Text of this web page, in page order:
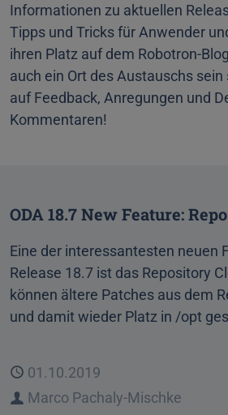
Informationen zu aktuellen
Tipps und Tricks für Anwender
ihren Platz auf dem Robotron-
auch ein Ort des Austauschs
auf Feedback, Anregungen und
Kommentaren!
ODA 18.7 New Feature:
Eine der interessantesten neuen
Release 18.7 ist das Repository
können ältere Patches aus dem
und damit wieder Platz in /opt
Veröffentlicht
01.10.2019
Autor
Marco Pachaly-Mischke